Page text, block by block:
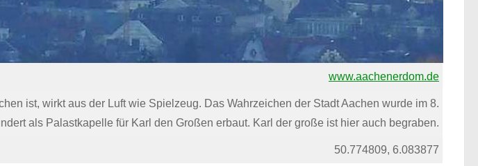
www.aachenerdom.de
ist, wirkt aus der Luft wie Spielzeug. Das Wahrzeichen der Stadt Aachen wurde im 8.
als Palastkapelle für Karl den Großen erbaut. Karl der große ist hier auch begraben.
50.774809, 6.083877